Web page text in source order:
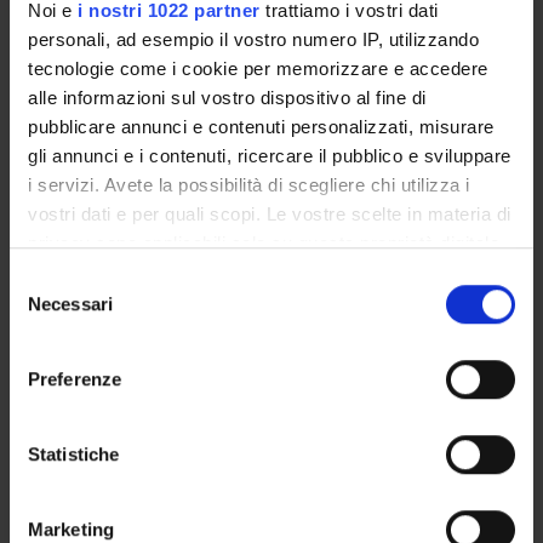
Noi e i nostri 1022 partner trattiamo i vostri dati
personali, ad esempio il vostro numero IP, utilizzando
tecnologie come i cookie per memorizzare e accedere
alle informazioni sul vostro dispositivo al fine di
pubblicare annunci e contenuti personalizzati, misurare
gli annunci e i contenuti, ricercare il pubblico e sviluppare
i servizi. Avete la possibilità di scegliere chi utilizza i
vostri dati e per quali scopi. Le vostre scelte in materia di
privacy sono applicabili solo su questa proprietà digitale
modificare o revocare il proprio consenso in qualsiasi
momento dalla Dichiarazione sui cookie o facendo clic
raccogliere informazioni sulla tua posizione
geografica, con un'approssimazione di qualche
Identificare il tuo dispositivo, scansionandolo
delNecessari
Preferenze
Statistiche
Marketing
Giovanni De Manzoni
Giuseppe Verlato
Mauro Zamboni
Anna Brugnolli
Paola Stenico
COMMISSIONI